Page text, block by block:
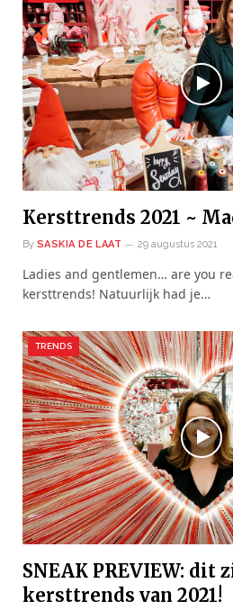
Kersttrends 2021 ~
By SASKIA DE LAAT 29 augustus 2021
Ladies and gentlemen… are you
kersttrends! Natuurlijk had je…
TRENDS
SNEAK PREVIEW: dit
kersttrends van 2021!